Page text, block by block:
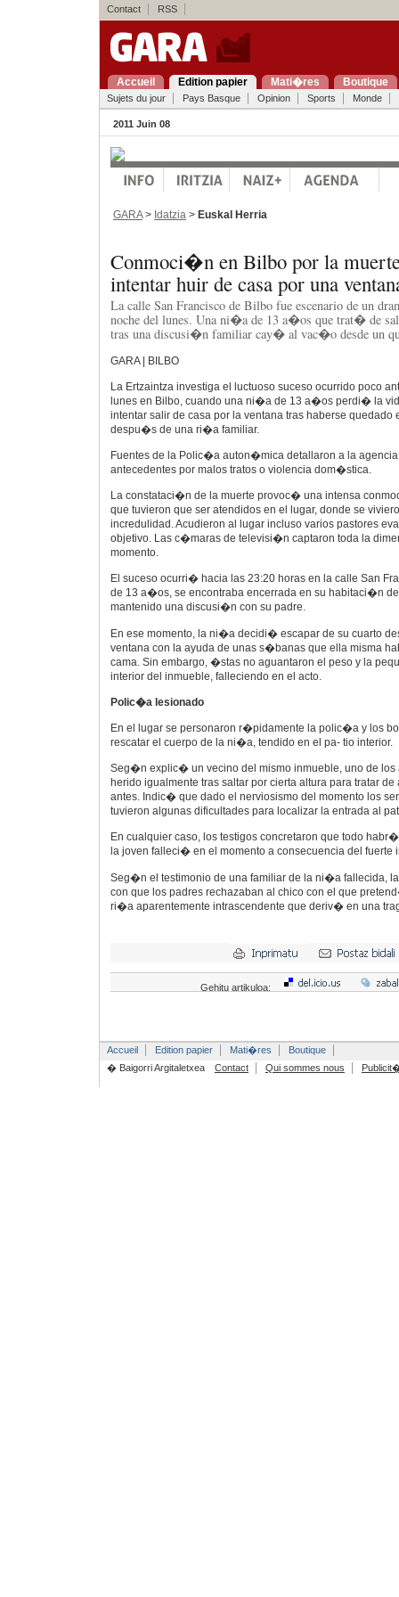
Contact RSS
Accueil Edition papier Mati�res Boutique
Sujets du jour Pays Basque Opinion Sports Monde
2011 Juin 08
GARA> Idatzia > Euskal Herria
Conmoci�n en Bilbo por la
intentar huir de casa por una
La calle San Francisco de Bilbo fue escenario de un
noche del lunes. Una ni�a de 13 a�os que trat� de
tras una discusi�n familiar cay� al vac�o desde un
GARA | BILBO
La Ertzaintza investiga el luctuoso suceso ocurrido poco
lunes en Bilbo, cuando una ni�a de 13 a�os perdi� la
intentar salir de casa por la ventana tras haberse quedado
despu�s de una ri�a familiar.
Fuentes de la Polic�a auton�mica detallaron a la
antecedentes por malos tratos o violencia dom�stica.
La constataci�n de la muerte provoc� una intensa
que tuvieron que ser atendidos en el lugar, donde se
incredulidad. Acudieron al lugar incluso varios pastores
objetivo. Las c�maras de televisi�n captaron toda la
momento.
El suceso ocurri� hacia las 23:20 horas en la calle San
de 13 a�os, se encontraba encerrada en su habitaci�n
mantenido una discusi�n con su padre.
En ese momento, la ni�a decidi� escapar de su cuarto
ventana con la ayuda de unas s�banas que ella misma
cama. Sin embargo, �stas no aguantaron el peso y la
interior del inmueble, falleciendo en el acto.
Polic�a lesionado
En el lugar se personaron r�pidamente la polic�a y los
rescatar el cuerpo de la ni�a, tendido en el pa- tio interior.
Seg�n explic� un vecino del mismo inmueble, uno de
herido igualmente tras saltar por cierta altura para tratar
antes. Indic� que dado el nerviosismo del momento los
tuvieron algunas dificultades para localizar la entrada al
En cualquier caso, los testigos concretaron que todo
la joven falleci� en el momento a consecuencia del fuerte
Seg�n el testimonio de una familiar de la ni�a fallecida,
con que los padres rechazaban al chico con el que
ri�a aparentemente intrascendente que deriv� en una
Gehitu artikuloa:
Accueil Edition papier Mati�res
Boutique
� Baigorri Argitaletxea
Contact Qui sommes nous